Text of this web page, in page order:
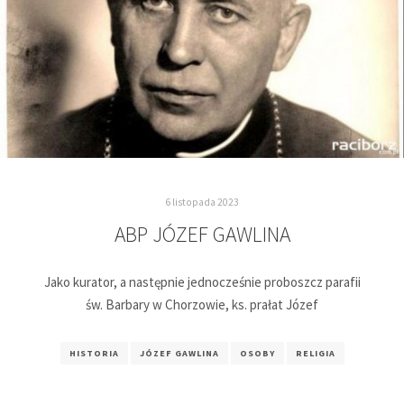
6 listopada 2023
ABP JÓZEF GAWLINA
Jako kurator, a następnie jednocześnie proboszcz parafii
św. Barbary w Chorzowie, ks. prałat Józef
HISTORIA JÓZEF GAWLINA OSOBY RELIGIA